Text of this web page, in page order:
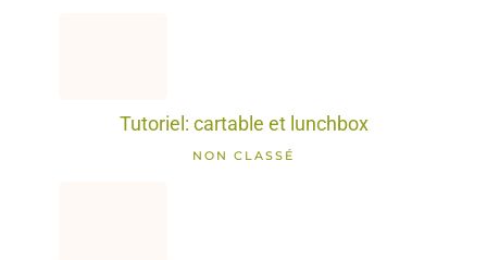
Tutoriel: cartable et lunchbox
NON CLASSÉ